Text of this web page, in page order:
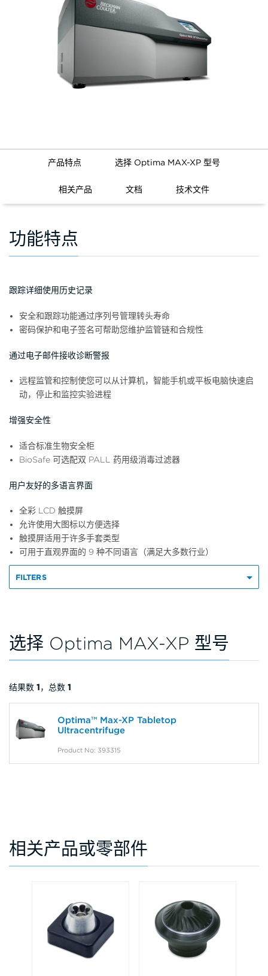
产品特点 选择 Optima MAX-XP 型号
相关产品 文档 技术文件
功能特点
跟踪详细使用历史记录
安全和跟踪功能通过序列号管理转头寿命
密码保护和电子签名可帮助您维护监管链和合规性
通过电子邮件接收诊断警报
远程监管和控制使您可以从计算机，智能手机或平板电脑快速启
动，停止和监控实验进程
增强安全性
适合标准生物安全柜
BioSafe 可选配双 PALL 药用级消毒过滤器
用户友好的多语言界面
全彩 LCD 触摸屏
允许使用大图标以方便选择
触摸屏适用于许多手套类型
可用于直观界面的 9 种不同语言（满足大多数行业）
FILTERS
选择 Optima MAX-XP 型号
结果数 1，总数 1
Optima™ Max-XP Tabletop
Ultracentrifuge
Product No: 393315
相关产品或零部件